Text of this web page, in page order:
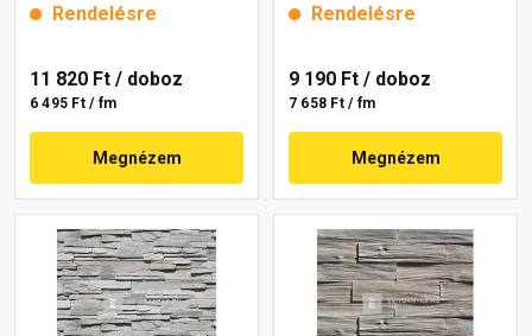
Rendelésre
11 820 Ft / doboz
6 495 Ft / fm
Megnézem
Rendelésre
9 190 Ft / doboz
7 658 Ft / fm
Megnézem